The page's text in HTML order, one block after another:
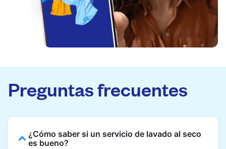
Preguntas frecuentes
¿Cómo saber si un servicio de lavado al seco
es bueno?